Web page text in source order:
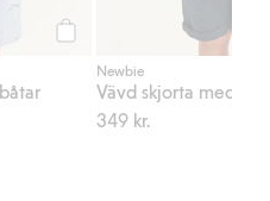
Newbie
Vävd skjorta med
349 kr.